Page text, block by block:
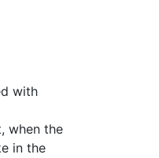
with
the
in the